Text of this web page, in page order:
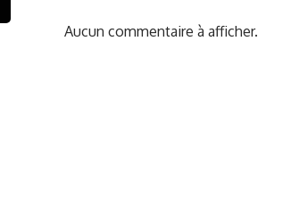
Aucun commentaire à afficher.